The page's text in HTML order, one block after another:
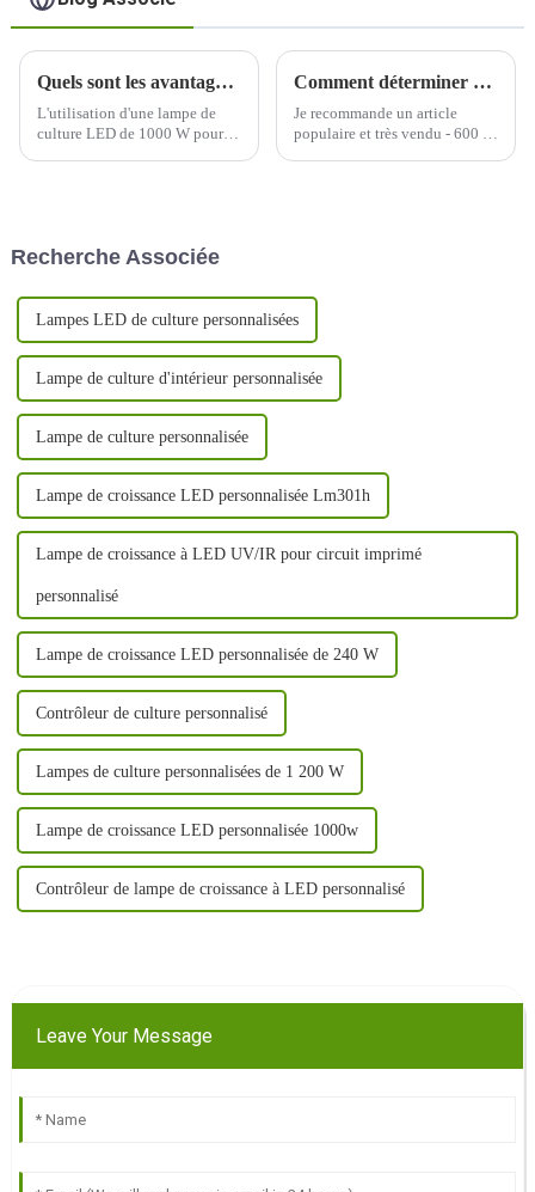
Quels sont les avantages du jardinage intérieur lorsqu'on utilise une lampe de culture LED de 1000 W ?
L'utilisation d'une lampe de
culture LED de 1000 W pour le
avantages :
Comment déterminer quelle longueur d’onde de lumière est nécessaire à la croissance de votre plante ?
Je recommande un article
populaire et très vendu - 600 W
d'expédition, UV/IR...
Recherche Associée
Lampes LED de culture personnalisées
Lampe de culture d'intérieur personnalisée
Lampe de culture personnalisée
Lampe de croissance LED personnalisée Lm301h
Lampe de croissance à LED UV/IR pour circuit imprimé
personnalisé
Lampe de croissance LED personnalisée de 240 W
Contrôleur de culture personnalisé
Lampes de culture personnalisées de 1 200 W
Lampe de croissance LED personnalisée 1000w
Contrôleur de lampe de croissance à LED personnalisé
Leave Your Message